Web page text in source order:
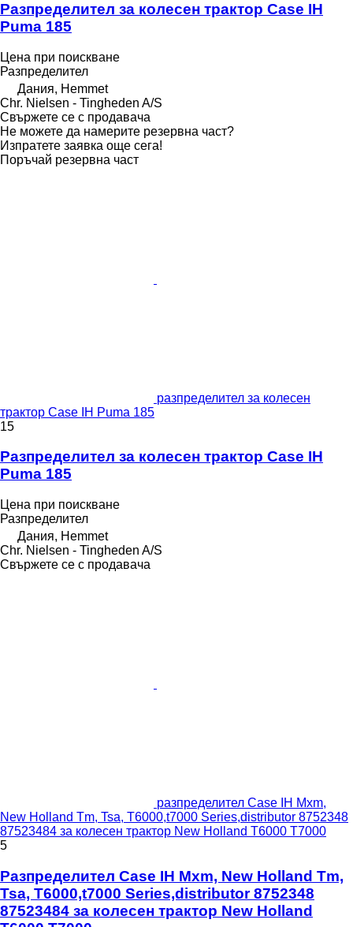
Разпределител за колесен трактор Case IH
Puma 185
Цена при поискване
Разпределител
Дания, Hemmet
Chr. Nielsen - Tingheden A/S
Свържете се с продавача
Не можете да намерите резервна част?
Изпратете заявка още сега!
Поръчай резервна част
разпределител за колесен
трактор Case IH Puma 185
15
Разпределител за колесен трактор Case IH
Puma 185
Цена при поискване
Разпределител
Дания, Hemmet
Chr. Nielsen - Tingheden A/S
Свържете се с продавача
разпределител Case IH Mxm,
New Holland Tm, Tsa, T6000,t7000 Series,distributor 8752348
87523484 за колесен трактор New Holland T6000 T7000
5
Разпределител Case IH Mxm, New Holland Tm,
Tsa, T6000,t7000 Series,distributor 8752348
87523484 за колесен трактор New Holland